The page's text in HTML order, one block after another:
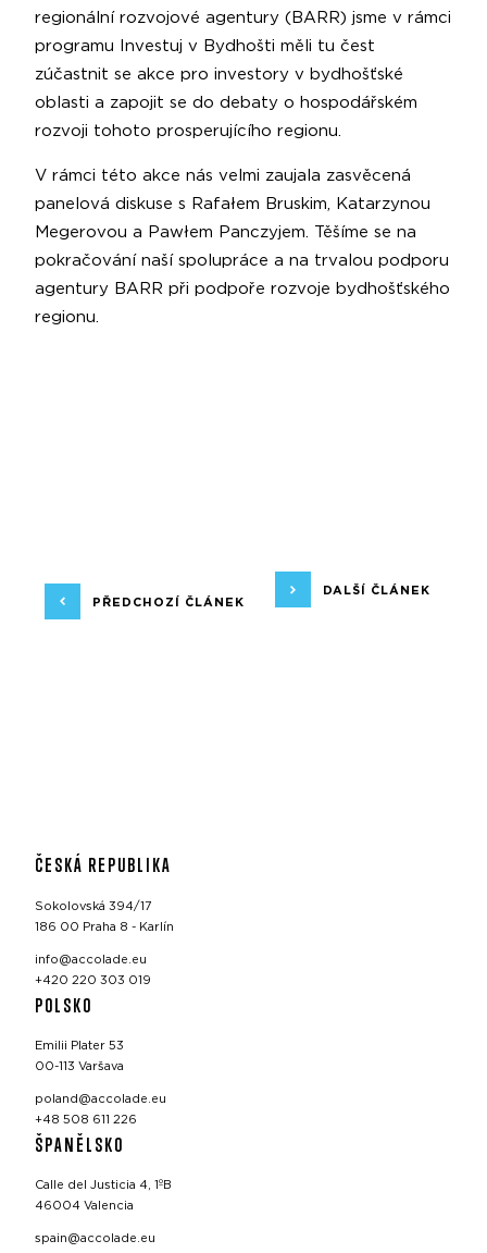
regionální rozvojové agentury (BARR) jsme v rámci
programu Investuj v Bydhošti měli tu čest
zúčastnit se akce pro investory v bydhošťské
oblasti a zapojit se do debaty o hospodářském
rozvoji tohoto prosperujícího regionu.
V rámci této akce nás velmi zaujala zasvěcená
panelová diskuse s Rafałem Bruskim, Katarzynou
Megerovou a Pawłem Panczyjem. Těšíme se na
pokračování naší spolupráce a na trvalou podporu
agentury BARR při podpoře rozvoje bydhošťského
regionu.
PŘEDCHOZÍ ČLÁNEK
DALŠÍ ČLÁNEK
ČESKÁ REPUBLIKA
Sokolovská 394/17
186 00 Praha 8 - Karlín
info@accolade.eu
+420 220 303 019
POLSKO
Emilii Plater 53
00-113 Varšava
poland@accolade.eu
+48 508 611 226
ŠPANĚLSKO
Calle del Justicia 4, 1ºB
46004 Valencia
spain@accolade.eu